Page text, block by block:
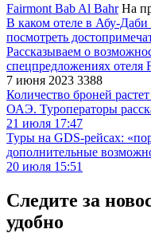
Fairmont Bab Al Bahr На
В каком отеле в Абу-
посмотреть
Рассказываем о
спецпредложениях отеля
7 июня 2023 3388
Количество броней
ОАЭ. Туроператоры
21 июля 17:47
Туры на GDS-рейсах:
дополнительные
20 июля 15:51
Следите за
удобно